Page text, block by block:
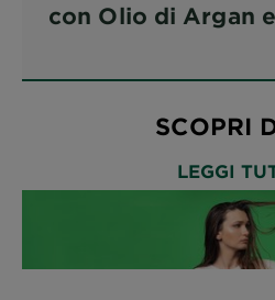
con Olio di Argan
SCOPRI
LEGGI